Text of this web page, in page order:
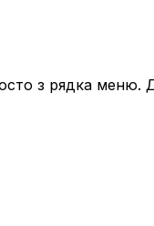
з рядка меню.